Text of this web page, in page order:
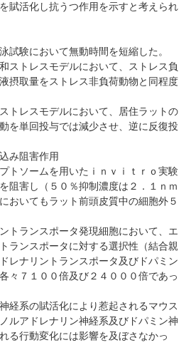
賦活化し抗うつ作用を示すと考えられ
試験において無動時間を短縮した。
ストレスモデルにおいて、ストレス負
摂取量をストレス非負荷動物と同程度
トレスモデルにおいて、居住ラットの
を単回投与では減少させ、逆に反復投
み阻害作用
トソームを用いたｉｎｖｉｔｒｏ実験
阻害し（５０％抑制濃度は２．１ｎｍ
おいてもラット前頭皮質中の細胞外５
トランスポータ発現細胞において、エ
ランスポータに対する選択性（結合親
レナリントランスポータ及びドパミン
々７１００倍及び２４０００倍であっ
経系の賦活化により惹起されるマウス
ルアドレナリン神経系及びドパミン神
る行動変化には影響を及ぼさなかっ